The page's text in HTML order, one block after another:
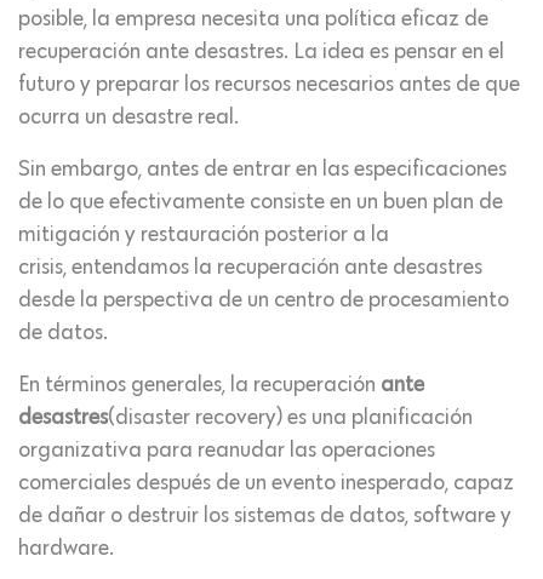
posible, la empresa necesita una política eficaz de
recuperación ante desastres. La idea es pensar en el
futuro y preparar los recursos necesarios antes de que
ocurra un desastre real.
Sin embargo, antes de entrar en las especificaciones
de lo que efectivamente consiste en un buen plan de
mitigación y restauración posterior a la
crisis, entendamos la recuperación ante desastres
desde la perspectiva de un centro de procesamiento
de datos.
En términos generales, la recuperación ante
desastres(disaster recovery) es una planificación
organizativa para reanudar las operaciones
comerciales después de un evento inesperado, capaz
de dañar o destruir los sistemas de datos, software y
hardware.